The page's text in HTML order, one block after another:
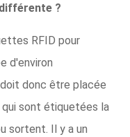
?
RFID pour
d'environ
donc être placée
qui sont étiquetées la
sortent. Il y a un